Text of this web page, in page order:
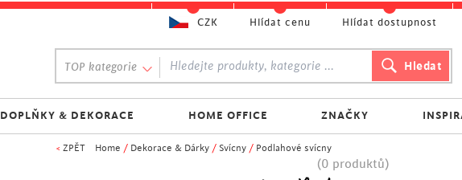
< ZPĚT Home / Dekorace & Dárky / Svícny / Podlahové svícny
(0 produktů)
TOP kategorie
DOPLŇKY & DEKORACE HOME OFFICE ZNAČKY
CZK Hlídat cenu Hlídat dostupnost